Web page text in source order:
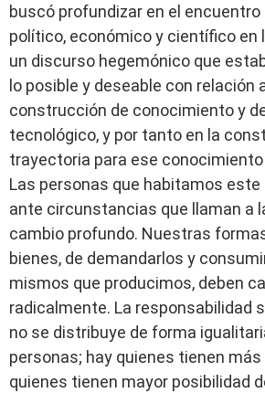
buscó profundizar en el encuentro
político, económico y científico en
un discurso hegemónico que
lo posible y deseable con relación
construcción de conocimiento y
tecnológico, y por tanto en la
trayectoria para ese
Las personas que habitamos
ante circunstancias que llaman a
cambio profundo. Nuestras
bienes, de demandarlos y
mismos que producimos, deben
radicalmente. La responsabilidad
no se distribuye de forma
personas; hay quienes tienen
quienes tienen mayor posibilidad